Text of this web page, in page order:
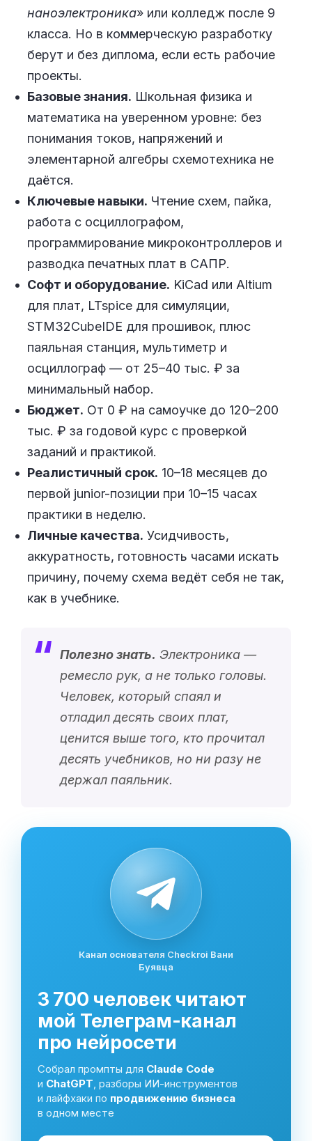
наноэлектроника» или колледж после 9
класса. Но в коммерческую разработку
берут и без диплома, если есть рабочие
проекты.
Базовые знания. Школьная физика и
математика на уверенном уровне: без
понимания токов, напряжений и
элементарной алгебры схемотехника не
даётся.
Ключевые навыки. Чтение схем, пайка,
работа с осциллографом,
программирование микроконтроллеров и
разводка печатных плат в САПР.
Софт и оборудование. KiCad или Altium
для плат, LTspice для симуляции,
STM32CubeIDE для прошивок, плюс
паяльная станция, мультиметр и
осциллограф — от 25–40 тыс. ₽ за
минимальный набор.
Бюджет. От 0 ₽ на самоучке до 120–200
тыс. ₽ за годовой курс с проверкой
заданий и практикой.
Реалистичный срок. 10–18 месяцев до
первой junior-позиции при 10–15 часах
практики в неделю.
Личные качества. Усидчивость,
аккуратность, готовность часами искать
причину, почему схема ведёт себя не так,
как в учебнике.
Полезно знать. Электроника —
ремесло рук, а не только головы.
Человек, который спаял и
отладил десять своих плат,
ценится выше того, кто прочитал
десять учебников, но ни разу не
держал паяльник.
Канал основателя Checkroi Вани
Буявца
3 700 человек читают
мой Телеграм-канал
про нейросети
Собрал промпты для Claude Code
и ChatGPT , разборы ИИ-инструментов
и лайфхаки по продвижению бизнеса
в одном месте